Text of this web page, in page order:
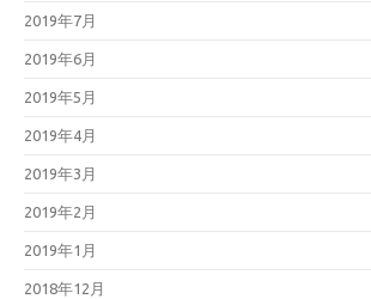
2019年7月
2019年6月
2019年5月
2019年4月
2019年3月
2019年2月
2019年1月
2018年12月